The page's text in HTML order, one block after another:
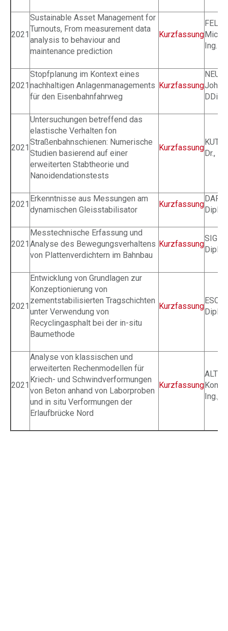
2021
Sustainable Asset Management for
Turnouts, From measurement data
analysis to behaviour and
maintenance prediction
Kurzfassung
Ing.
2021
Stopfplanung im Kontext eines
nachhaltigen Anlagenmanagements
für den Eisenbahnfahrweg
Kurzfassung
2021
Untersuchungen betreffend das
elastische Verhalten fon
Straßenbahnschienen: Numerische
Studien basierend auf einer
erweiterten Stabtheorie und
Nanoidendationstests
Kurzfassung
Dr.,
2021
Erkenntnisse aus Messungen am
dynamischen Gleisstabilisator
Kurzfassung
Dipl.-
2021
Messtechnische Erfassung und
Analyse des Bewegungsverhaltens
von Plattenverdichtern im Bahnbau
Kurzfassung
Dipl.-
2021
Entwicklung von Grundlagen zur
Konzeptionierung von
zementstabilisierten Tragschichten
unter Verwendung von
Recyclingasphalt bei der in-situ
Baumethode
Kurzfassung
ESCH
Dipl.-
2021
Analyse von klassischen und
erweiterten Rechenmodellen für
Kriech- und Schwindverformungen
von Beton anhand von Laborproben
und in situ Verformungen der
Erlaufbrücke Nord
Kurzfassung
Ing.,